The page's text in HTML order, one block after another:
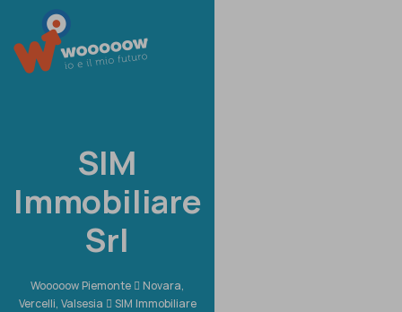
SIM
Immobiliare
Srl
Wooooow Piemonte
Novara,
Vercelli, Valsesia
SIM Immobiliare